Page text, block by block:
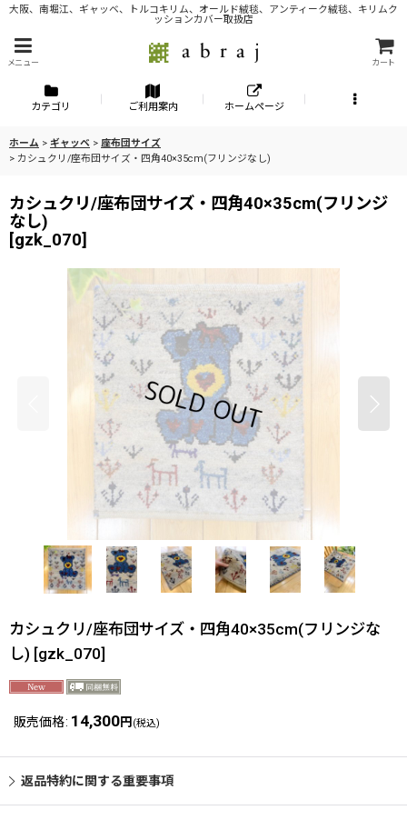
大阪、南堀江、ギャッベ、トルコキリム、オールド絨毯、アンティーク絨毯、キリムク
ッションカバー取扱店
メニュー カート
カテゴリ ご利用案内 ホームページ
ホーム > ギャッベ > 座布団サイズ
> カシュクリ/座布団サイズ・四角40×35cm(フリンジなし)
カシュクリ/座布団サイズ・四角40×35cm(フリンジ
なし)
[gzk_070]
カシュクリ/座布団サイズ・四角40×35cm(フリンジな
し) [gzk_070]
販売価格: 14,300円 (税込)
返品特約に関する重要事項